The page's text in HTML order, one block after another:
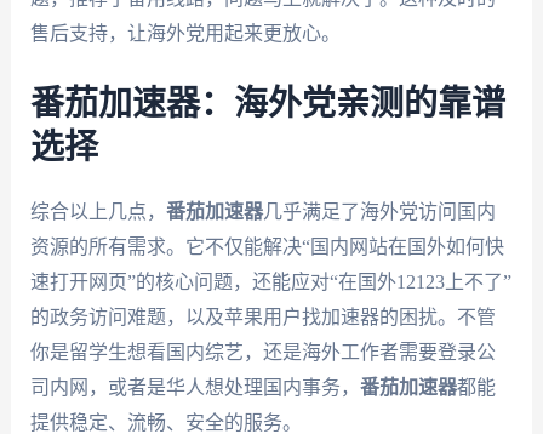
售后支持，让海外党用起来更放心。
番茄加速器：海外党亲测的靠谱
选择
综合以上几点， 番茄加速器几乎满足了海外党访问国内
资源的所有需求。它不仅能解决“国内网站在国外如何快
速打开网页”的核心问题，还能应对“在国外12123上不了”
的政务访问难题，以及苹果用户找加速器的困扰。不管
你是留学生想看国内综艺，还是海外工作者需要登录公
司内网，或者是华人想处理国内事务， 番茄加速器都能
提供稳定、流畅、安全的服务。